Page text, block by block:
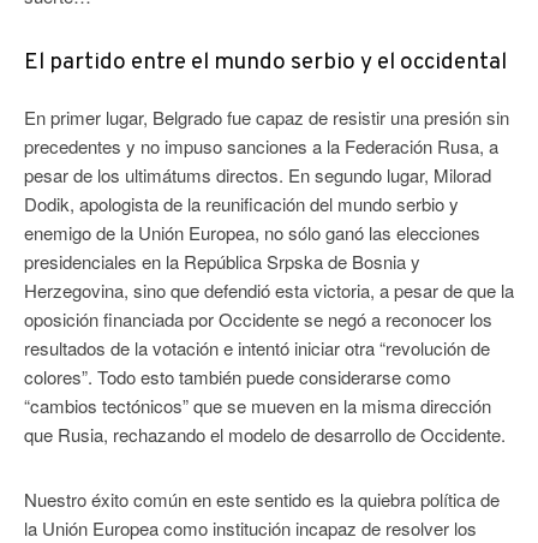
El partido entre el mundo serbio y el occidental
En primer lugar, Belgrado fue capaz de resistir una presión sin
precedentes y no impuso sanciones a la Federación Rusa, a
pesar de los ultimátums directos. En segundo lugar, Milorad
Dodik, apologista de la reunificación del mundo serbio y
enemigo de la Unión Europea, no sólo ganó las elecciones
presidenciales en la República Srpska de Bosnia y
Herzegovina, sino que defendió esta victoria, a pesar de que la
oposición financiada por Occidente se negó a reconocer los
resultados de la votación e intentó iniciar otra “revolución de
colores”. Todo esto también puede considerarse como
“cambios tectónicos” que se mueven en la misma dirección
que Rusia, rechazando el modelo de desarrollo de Occidente.
Nuestro éxito común en este sentido es la quiebra política de
la Unión Europea como institución incapaz de resolver los